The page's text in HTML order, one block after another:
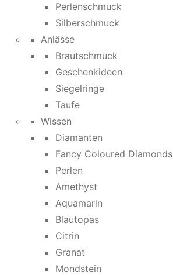
Perlenschmuck
Silberschmuck
Anlässe
Brautschmuck
Geschenkideen
Siegelringe
Taufe
Wissen
Diamanten
Fancy Coloured Diamonds
Perlen
Amethyst
Aquamarin
Blautopas
Citrin
Granat
Mondstein